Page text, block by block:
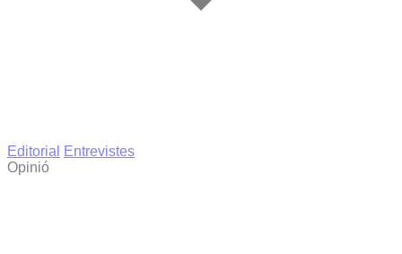
Editorial
Entrevistes
Opinió